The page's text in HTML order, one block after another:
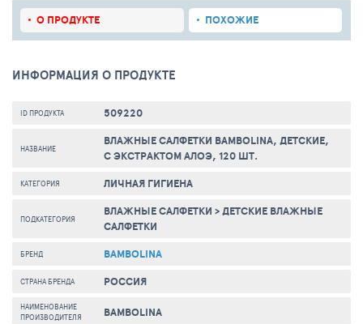
О ПРОДУКТЕ ПОХОЖИЕ
ИНФОРМАЦИЯ О ПРОДУКТЕ
ID ПРОДУКТА 509220
НАЗВАНИЕ
ВЛАЖНЫЕ САЛФЕТКИ BAMBOLINA, ДЕТСКИЕ,
С ЭКСТРАКТОМ АЛОЭ, 120 ШТ.
КАТЕГОРИЯ ЛИЧНАЯ ГИГИЕНА
ПОДКАТЕГОРИЯ ВЛАЖНЫЕ САЛФЕТКИ >ДЕТСКИЕ ВЛАЖНЫЕ
САЛФЕТКИ
БРЕНД BAMBOLINA
СТРАНА БРЕНДА РОССИЯ
НАИМЕНОВАНИЕ
ПРОИЗВОДИТЕЛЯ
BAMBOLINA